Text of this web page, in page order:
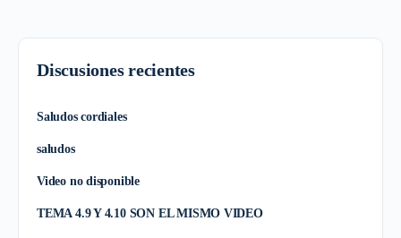
Discusiones recientes
Saludos cordiales
saludos
Video no disponible
TEMA 4.9 Y 4.10 SON EL MISMO VIDEO